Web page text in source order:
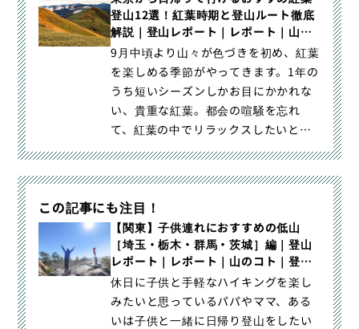
登山12選！紅葉時期と登山ルート徹底
解説｜登山レポート｜レポート｜山の
コト｜登山・トレラン・山スキーマガ
ジン「山旅旅」
9月中頃より山々が色づきを初め、紅葉
を楽しめる季節がやってきます。1年の
うち短いシーズンしかお目にかかれな
い、貴重な紅葉。都会の喧騒を忘れ
て、紅葉の中でリラックスしたいと思
うものの「日帰りでどこまで行｜東京
12選！紅葉時期と登山ルート徹底解説
｜登山・トレラン・山スキーマガジン
「山旅旅」の「登山レポート」（山の
コト｜レポート）カテゴリの記事ペー
ジです。
この記事にも注目！
【関東】子供連れにおすすめの低山
［埼玉・栃木・群馬・茨城］編｜登山
レポート｜レポート｜山のコト｜登
山・トレラン・山スキーマガジン「山
旅旅」
休日に子供と手軽なハイキングを楽し
みたいと思っているパパやママ、ある
いは子供と一緒に日帰り登山をしたい